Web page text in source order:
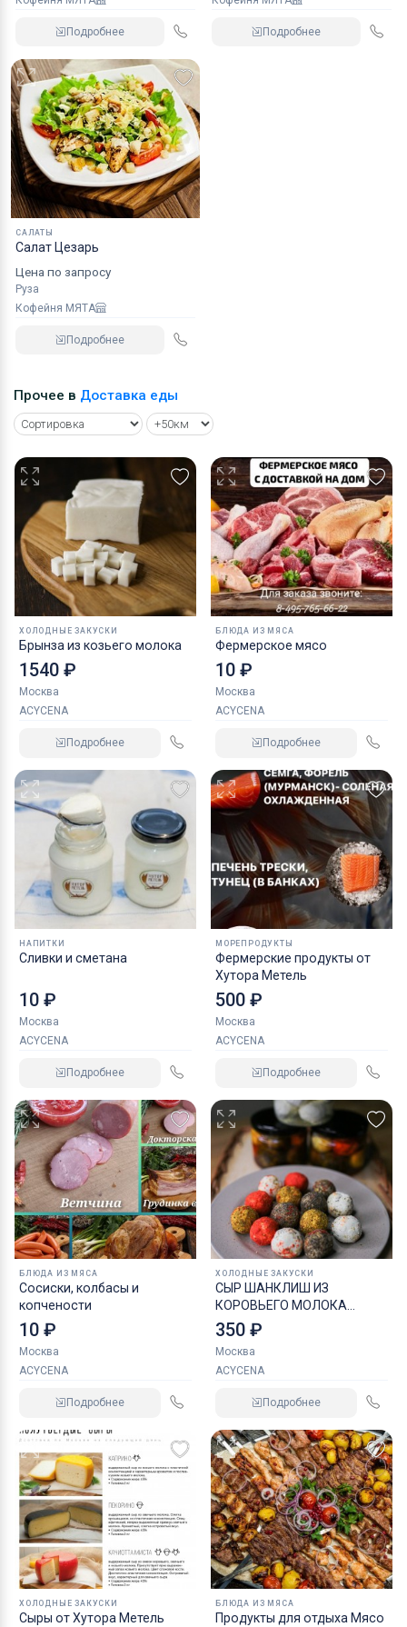
Подробнее Подробнее
САЛАТЫ
Салат Цезарь
Цена по запросу
Руза
Кофейня МЯТА
Подробнее
Прочее в Доставка еды
ХОЛОДНЫЕ ЗАКУСКИ
Брынза из козьего молока
1540 ₽
Москва
ACYCENA
Подробнее
БЛЮДА ИЗ МЯСА
Фермерское мясо
10 ₽
Москва
ACYCENA
Подробнее
НАПИТКИ
Сливки и сметана
10 ₽
Москва
ACYCENA
Подробнее
МОРЕПРОДУКТЫ
Фермерские продукты от
Хутора Метель
500 ₽
Москва
ACYCENA
Подробнее
БЛЮДА ИЗ МЯСА
Сосиски, колбасы и
копчености
10 ₽
Москва
ACYCENA
Подробнее
ХОЛОДНЫЕ ЗАКУСКИ
СЫР ШАНКЛИШ ИЗ
КОРОВЬЕГО МОЛОКА
АССОРТИ
350 ₽
Москва
ACYCENA
Подробнее
ХОЛОДНЫЕ ЗАКУСКИ
Сыры от Хутора Метель
БЛЮДА ИЗ МЯСА
Продукты для отдыха Мясо